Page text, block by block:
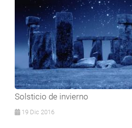
Solsticio de invierno
19 Dic 2016